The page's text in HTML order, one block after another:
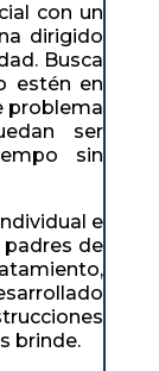
con un
dirigido
Busca
estén en
problema
ser
sin
e
padres de
brinde.